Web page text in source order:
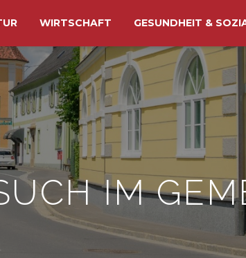
WIRTSCHAFT GESUNDHEIT &
IM